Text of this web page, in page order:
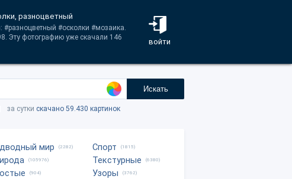
войти
разноцветный
#разноцветный #осколки #мозаика.
Эту фотографию уже скачали 146
Искать
сутки скачано 59.430 картинок
мир (2282)
(105976)
(904)
Спорт (1815)
Текстурные (6380)
Узоры (3762)